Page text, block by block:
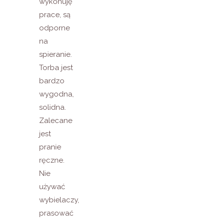
prace, są
odporne
na
spieranie.
Torba jest
bardzo
wygodna,
solidna.
Zalecane
jest
pranie
ręczne.
Nie
używać
wybielaczy,
prasować